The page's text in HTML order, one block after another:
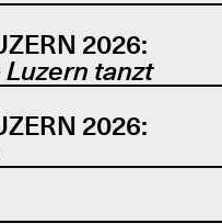
2026:
tanzt
2026: